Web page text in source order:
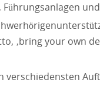
‚bring your own
verschiedensten